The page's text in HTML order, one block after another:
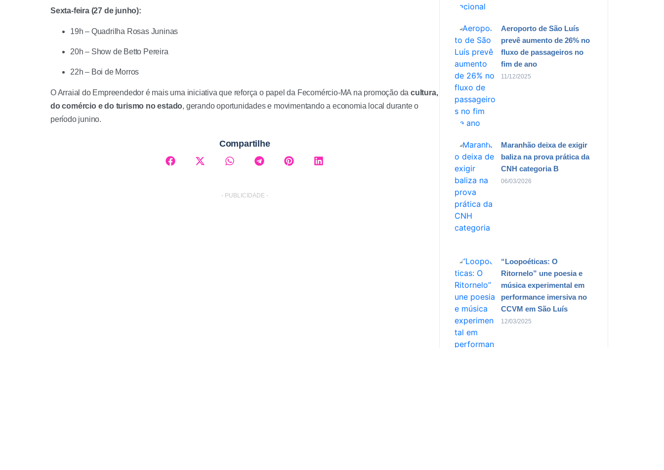
Sexta-feira (27 de junho):
19h – Quadrilha Rosas Juninas
20h – Show de Betto Pereira
22h – Boi de Morros
O Arraial do Empreendedor é mais uma iniciativa que reforça o papel da Fecomércio-MA na promoção da cultura,
do comércio e do turismo no estado, gerando oportunidades e movimentando a economia local durante o
período junino.
Compartilhe
- PUBLICIDADE -
Aeroporto de São Luís
prevê aumento de 26% no
fluxo de passageiros no
fim de ano
11/12/2025
Maranhão deixa de exigir
baliza na prova prática da
CNH categoria B
06/03/2026
“Loopoéticas: O
Ritornelo” une poesia e
música experimental em
performance imersiva no
CCVM em São Luís
12/03/2025